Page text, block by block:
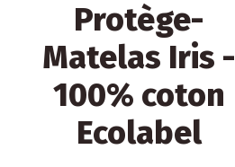
Protège-
Matelas Iris -
100% coton
Ecolabel